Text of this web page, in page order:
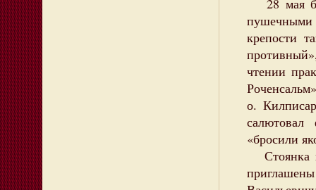
28 мая
пушечными
крепости
чтении
о.
«бросили
Стоянка